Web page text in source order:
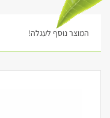
המוצר נוסף לעגלה!